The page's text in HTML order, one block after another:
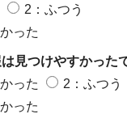
2：ふつう
った
見つけやすかった
った
2：ふつう
った